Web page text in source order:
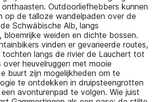
Outdoorliefhebbers kunnen
op de talloze wandelpaden over de
Schwäbische Alb, langs
bloemrijke weiden en dichte bossen.
vinden er gevarieerde routes,
langs de rivier de Lauchert tot
heuvelruggen met mooie
buurt zijn mogelijkheden om te
te ontdekken in druipsteengrotten
avonturenpad te volgen. Wie juist